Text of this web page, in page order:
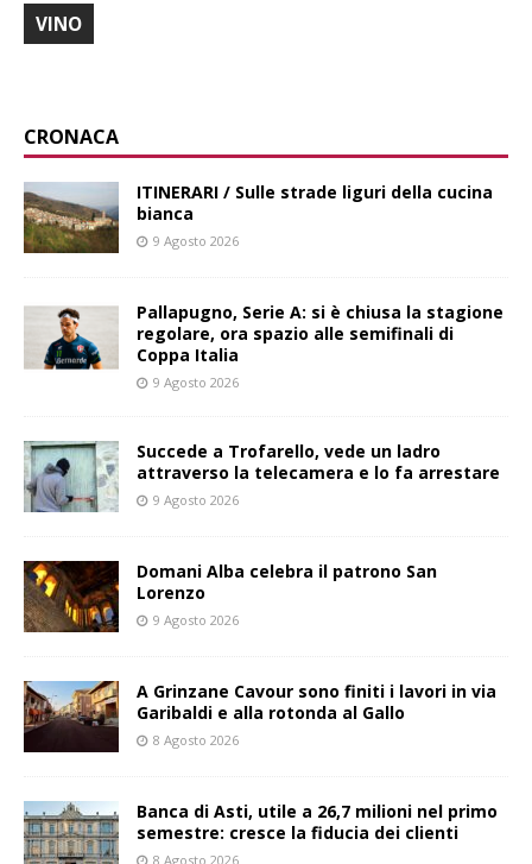
VINO
CRONACA
ITINERARI / Sulle strade liguri della cucina
bianca
9 Agosto 2026
Pallapugno, Serie A: si è chiusa la stagione
regolare, ora spazio alle semifinali di
Coppa Italia
9 Agosto 2026
Succede a Trofarello, vede un ladro
attraverso la telecamera e lo fa arrestare
9 Agosto 2026
Domani Alba celebra il patrono San
Lorenzo
9 Agosto 2026
A Grinzane Cavour sono finiti i lavori in via
Garibaldi e alla rotonda al Gallo
8 Agosto 2026
Banca di Asti, utile a 26,7 milioni nel primo
semestre: cresce la fiducia dei clienti
8 Agosto 2026